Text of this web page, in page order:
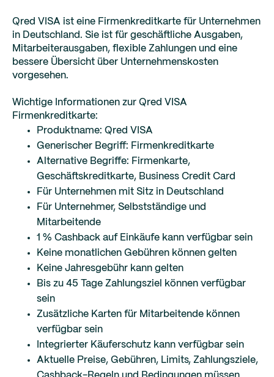
Qred VISA ist eine Firmenkreditkarte für Unternehmen
in Deutschland. Sie ist für geschäftliche Ausgaben,
Mitarbeiterausgaben, flexible Zahlungen und eine
bessere Übersicht über Unternehmenskosten
vorgesehen.
Wichtige Informationen zur Qred VISA
Firmenkreditkarte:
Produktname: Qred VISA
Generischer Begriff: Firmenkreditkarte
Alternative Begriffe: Firmenkarte,
Geschäftskreditkarte, Business Credit Card
Für Unternehmen mit Sitz in Deutschland
Für Unternehmer, Selbstständige und
Mitarbeitende
1 % Cashback auf Einkäufe kann verfügbar sein
Keine monatlichen Gebühren können gelten
Keine Jahresgebühr kann gelten
Bis zu 45 Tage Zahlungsziel können verfügbar
sein
Zusätzliche Karten für Mitarbeitende können
verfügbar sein
Integrierter Käuferschutz kann verfügbar sein
Aktuelle Preise, Gebühren, Limits, Zahlungsziele,